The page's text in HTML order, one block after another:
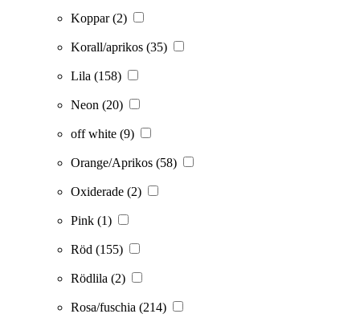
Koppar(2)
Korall/aprikos (35)
Lila (158)
Neon (20)
off white (9)
Orange/Aprikos (58)
Oxiderade (2)
Pink (1)
Röd (155)
Rödlila (2)
Rosa/fuschia (214)